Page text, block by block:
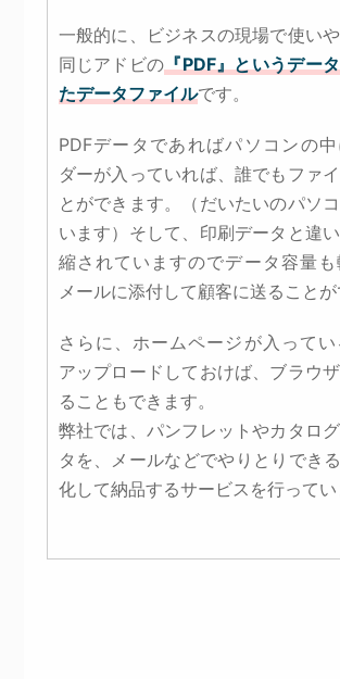
一般的に、ビジネスの現場で使いや
同じアドビの『PDF』というデー
たデータファイルです。
PDFデータであればパソコンの
ダーが入っていれば、誰でもファ
とができます。（だいたいのパソ
います）そして、印刷データと違
縮されていますのでデータ容量も
メールに添付して顧客に送ることが
さらに、ホームページが入って
アップロードしておけば、ブラウ
ることもできます。
弊社では、パンフレットやカタロ
タを、メールなどでやりとりでき
化して納品するサービスを行ってい